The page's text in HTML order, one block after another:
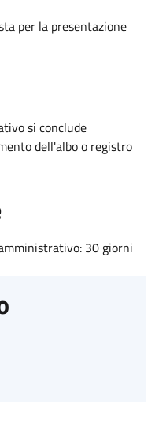
per la presentazione
si conclude
dell'albo o registro
30 giorni